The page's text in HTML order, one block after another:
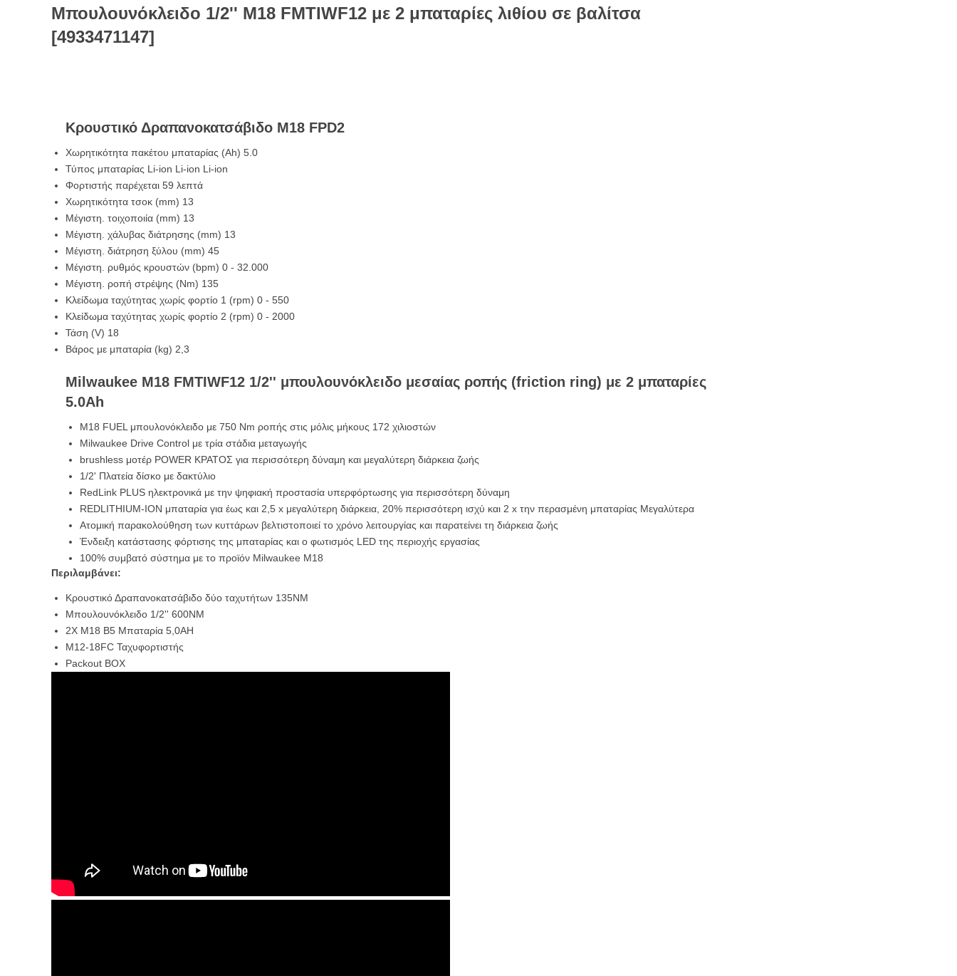
Μπουλουνόκλειδο 1/2'' M18 FMTIWF12 με 2 μπαταρίες λιθίου σε βαλίτσα
[4933471147]
Κρουστικό Δραπανοκατσάβιδο M18 FPD2
Χωρητικότητα πακέτου μπαταρίας (Ah) 5.0
Τύπος μπαταρίας Li-ion Li-ion Li-ion
Φορτιστής παρέχεται 59 λεπτά
Χωρητικότητα τσοκ (mm) 13
Μέγιστη. τοιχοποιία (mm) 13
Μέγιστη. χάλυβας διάτρησης (mm) 13
Μέγιστη. διάτρηση ξύλου (mm) 45
Μέγιστη. ρυθμός κρουστών (bpm) 0 - 32.000
Μέγιστη. ροπή στρέψης (Nm) 135
Κλείδωμα ταχύτητας χωρίς φορτίο 1 (rpm) 0 - 550
Κλείδωμα ταχύτητας χωρίς φορτίο 2 (rpm) 0 - 2000
Τάση (V) 18
Βάρος με μπαταρία (kg) 2,3
Milwaukee M18 FMTIWF12 1/2'' μπουλουνόκλειδο μεσαίας ροπής (friction ring) με 2 μπαταρίες
5.0Ah
M18 FUEL μπουλονόκλειδο με 750 Nm ροπής στις μόλις μήκους 172 χιλιοστών
Milwaukee Drive Control με τρία στάδια μεταγωγής
brushless μοτέρ POWER ΚΡΑΤΟΣ για περισσότερη δύναμη και μεγαλύτερη διάρκεια ζωής
1/2' Πλατεία δίσκο με δακτύλιο
RedLink PLUS ηλεκτρονικά με την ψηφιακή προστασία υπερφόρτωσης για περισσότερη δύναμη
REDLITHIUM-ION μπαταρία για έως και 2,5 x μεγαλύτερη διάρκεια, 20% περισσότερη ισχύ και 2 x την περασμένη μπαταρίας Μεγαλύτερα
Ατομική παρακολούθηση των κυττάρων βελτιστοποιεί το χρόνο λειτουργίας και παρατείνει τη διάρκεια ζωής
Ένδειξη κατάστασης φόρτισης της μπαταρίας και ο φωτισμός LED της περιοχής εργασίας
100% συμβατό σύστημα με το προϊόν Milwaukee M18
Περιλαμβάνει:
Κρουστικό Δραπανοκατσάβιδο δύο ταχυτήτων 135ΝΜ
Μπουλουνόκλειδο 1/2'' 600ΝΜ
2Χ Μ18 Β5 Μπαταρία 5,0ΑΗ
Μ12-18FC Ταχυφορτιστής
Packout BOX